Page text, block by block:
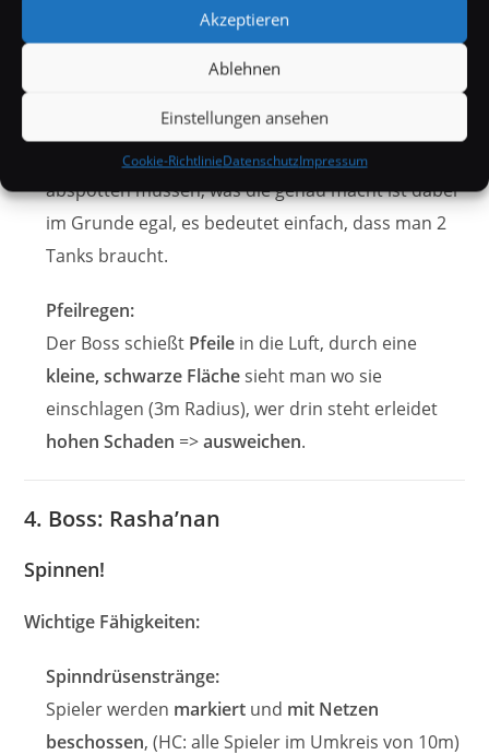
Akzeptieren
Ablehnen
Einstellungen ansehen
Cookie-RichtlinieDatenschutzImpressum
bekommt einenDebuffdurch den man20
Sekunden lang 25% mehr Schaden
Schwung des Hauptmanns:
Das ist die Fähigkeit, wegen der die Tanks
abspotten müssen, was die genau macht ist dabei
im Grunde egal, es bedeutet einfach, dass man 2
Tanks braucht.
Pfeilregen:
Der Boss schießt Pfeile in die Luft, durch eine
kleine, schwarze Flächesieht man wo sie
einschlagen (3m Radius), wer drin steht erleidet
hohen Schaden =>ausweichen.
4. Boss: Rasha’nan
Spinnen!
Wichtige Fähigkeiten:
Spinndrüsenstränge:
Spieler werden markiert und mit Netzen
beschossen, (HC: alle Spieler im Umkreis von 10m)